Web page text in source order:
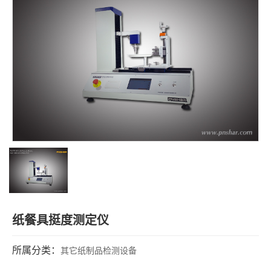
纸餐具挺度测定仪
所属分类： 其它纸制品检测设备